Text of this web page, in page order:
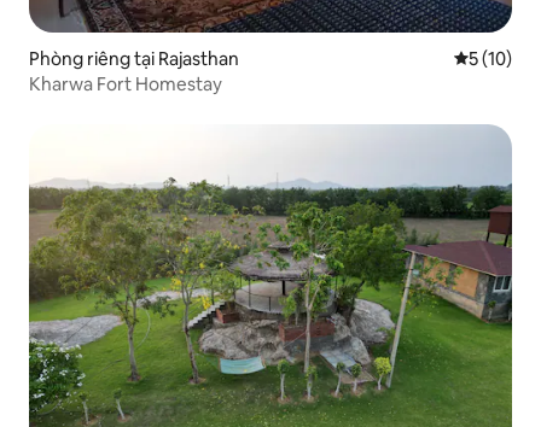
Phòng riêng tại Rajasthan Xếp hạng
5 (10)
Kharwa Fort Homestay